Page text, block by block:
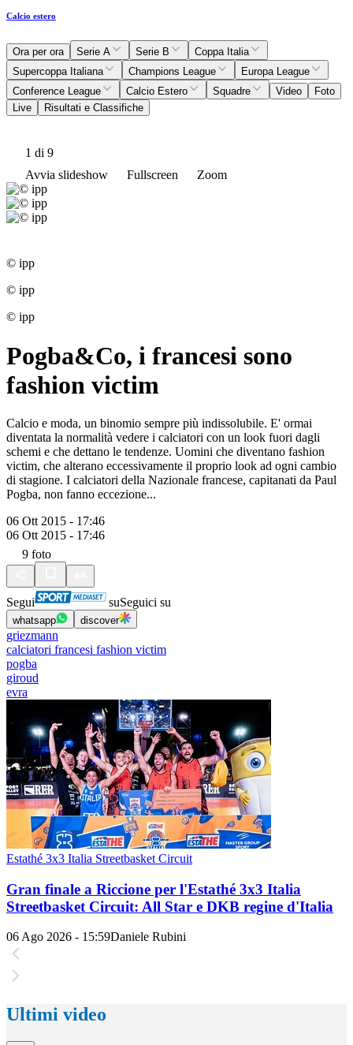
Calcio estero
Ora per ora Serie A Serie B
Coppa Italia
Supercoppa Italiana
Champions League
Europa League
Conference League
Calcio Estero Squadre Video
Foto
Live
Risultati e Classifiche
1 di 9
Avvia slideshow
Fullscreen Zoom
© ipp
© ipp
© ipp
Pogba&Co, i francesi sono
fashion victim
Calcio e moda, un binomio sempre più indissolubile. E' ormai
diventata la normalità vedere i calciatori con un look fuori dagli
schemi e che dettano le tendenze. Uomini che diventano fashion
victim, che alterano eccessivamente il proprio look ad ogni cambio
di stagione. I calciatori della Nazionale francese, capitanati da Paul
Pogba, non fanno eccezione...
06 Ott 2015 - 17:46
06 Ott 2015 - 17:46
9 foto
Segui suSeguici su
whatsapp discover
griezmann
calciatori francesi fashion victim
pogba
giroud
evra
Estathé 3x3 Italia Streetbasket Circuit
Gran finale a Riccione per l'Estathé 3x3 Italia
Streetbasket Circuit: All Star e DKB regine d'Italia
06 Ago 2026 - 15:59Daniele Rubini
Ultimi video